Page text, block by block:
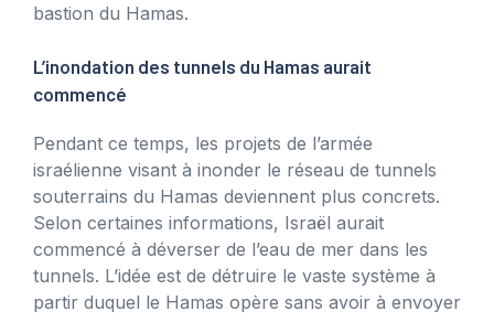
bastion du Hamas.
L’inondation des tunnels du Hamas aurait
commencé
Pendant ce temps, les projets de l’armée
israélienne visant à inonder le réseau de tunnels
souterrains du Hamas deviennent plus concrets.
Selon certaines informations, Israël aurait
commencé à déverser de l’eau de mer dans les
tunnels. L’idée est de détruire le vaste système à
partir duquel le Hamas opère sans avoir à envoyer